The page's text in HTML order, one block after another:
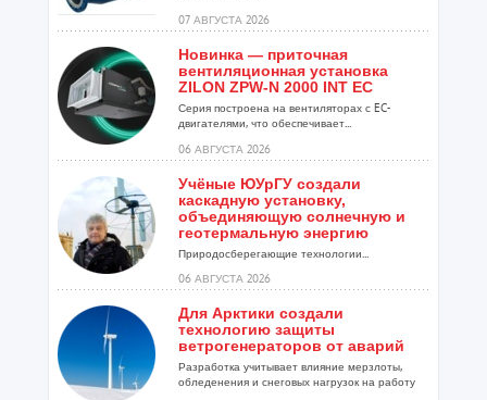
07 АВГУСТА 2026
Новинка — приточная
вентиляционная установка
ZILON ZPW-N 2000 INT EC
Серия построена на вентиляторах с EC-
двигателями, что обеспечивает...
06 АВГУСТА 2026
Учёные ЮУрГУ создали
каскадную установку,
объединяющую солнечную и
геотермальную энергию
Природосберегающие технологии...
06 АВГУСТА 2026
Для Арктики создали
технологию защиты
ветрогенераторов от аварий
Разработка учитывает влияние мерзлоты,
обледенения и снеговых нагрузок на работу